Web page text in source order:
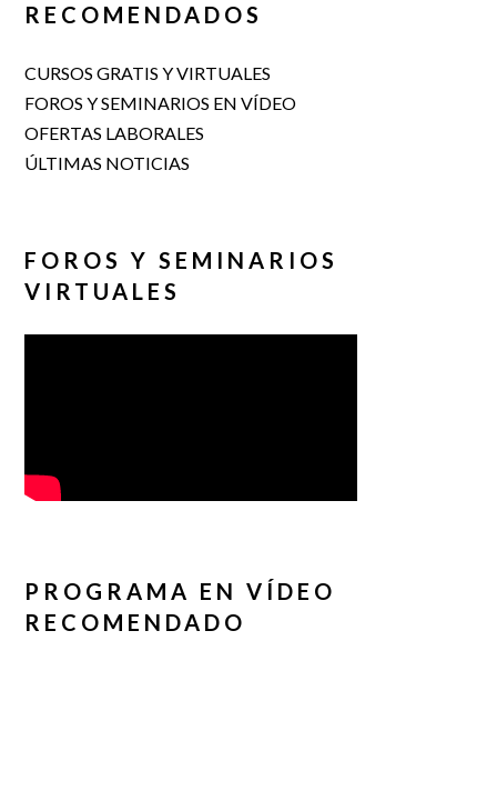
RECOMENDADOS
CURSOS GRATIS Y VIRTUALES
FOROS Y SEMINARIOS EN VÍDEO
OFERTAS LABORALES
ÚLTIMAS NOTICIAS
FOROS Y SEMINARIOS
VIRTUALES
PROGRAMA EN VÍDEO
RECOMENDADO